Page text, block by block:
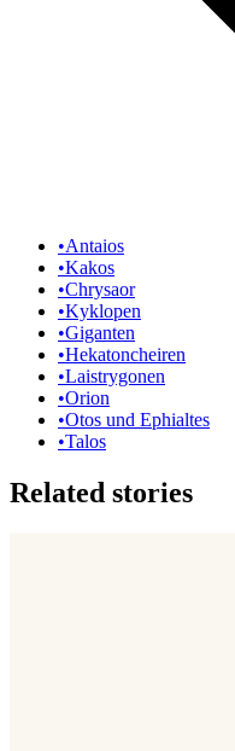
•Antaios
•Kakos
•Chrysaor
•Kyklopen
•Giganten
•Hekatoncheiren
•Laistrygonen
•Orion
•Otos und Ephialtes
•Talos
Related stories